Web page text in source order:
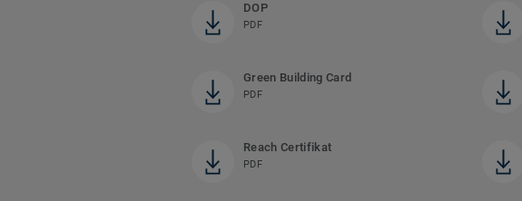
DOP
PDF
Green Building Card
PDF
Reach Certifikat
PDF